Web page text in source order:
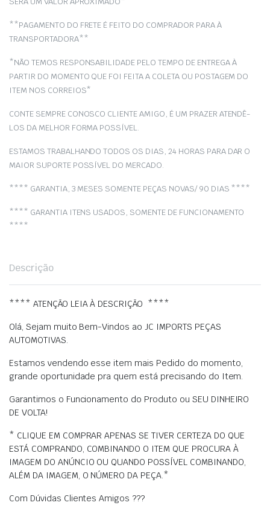
**PAGAMENTO DO FRETE É FEITO DO COMPRADOR PARA À
TRANSPORTADORA**
*NÃO TEMOS RESPONSABILIDADE PELO TEMPO DE ENTREGA À
PARTIR DO MOMENTO QUE FOI FEITA A COLETA OU POSTAGEM DO
ITEM NOS CORREIOS*
CONTE SEMPRE CONOSCO CLIENTE AMIGO, É UM PRAZER ATENDÊ-
LOS DA MELHOR FORMA POSSÍVEL.
ESTAMOS TRABALHANDO TODOS OS DIAS, 24 HORAS PARA DAR O
MAIOR SUPORTE POSSÍVEL DO MERCADO.
**** GARANTIA, 3 MESES SOMENTE PEÇAS NOVAS/ 90 DIAS ****
**** GARANTIA ITENS USADOS, SOMENTE DE FUNCIONAMENTO
****
Descrição
**** ATENÇÃO LEIA À DESCRIÇÃO ****
Olá, Sejam muito Bem-Vindos ao JC IMPORTS PEÇAS
AUTOMOTIVAS.
Estamos vendendo esse item mais Pedido do momento,
grande oportunidade pra quem está precisando do Item.
Garantimos o Funcionamento do Produto ou SEU DINHEIRO
DE VOLTA!
* CLIQUE EM COMPRAR APENAS SE TIVER CERTEZA DO QUE
ESTÁ COMPRANDO, COMBINANDO O ITEM QUE PROCURA À
IMAGEM DO ANÚNCIO OU QUANDO POSSÍVEL COMBINANDO,
ALÉM DA IMAGEM, O NÚMERO DA PEÇA.*
Com Dúvidas Clientes Amigos ???